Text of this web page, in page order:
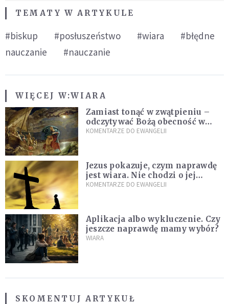
TEMATY W ARTYKULE
#biskup #posłuszeństwo #wiara
#błędne
nauczanie
#nauczanie
WIĘCEJ W:WIARA
Zamiast tonąć w zwątpieniu –
odczytywać Bożą obecność w
burzach codziennego życia
KOMENTARZE DO EWANGELII
Jezus pokazuje, czym naprawdę
jest wiara. Nie chodzi o jej
wielkość
KOMENTARZE DO EWANGELII
Aplikacja albo wykluczenie. Czy
jeszcze naprawdę mamy wybór?
WIARA
SKOMENTUJ ARTYKUŁ